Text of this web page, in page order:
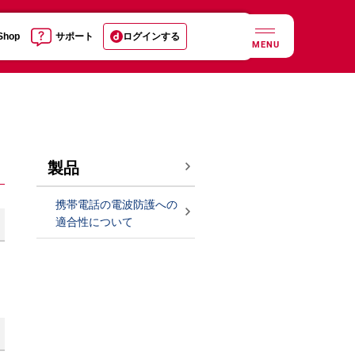
サポート ログインする
MENU
製品
携帯電話の電波防護への
適合性について